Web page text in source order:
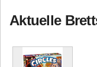
Aktuelle